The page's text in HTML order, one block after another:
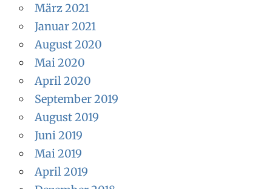
März 2021
Januar 2021
August 2020
Mai 2020
April 2020
September 2019
August 2019
Juni 2019
Mai 2019
April 2019